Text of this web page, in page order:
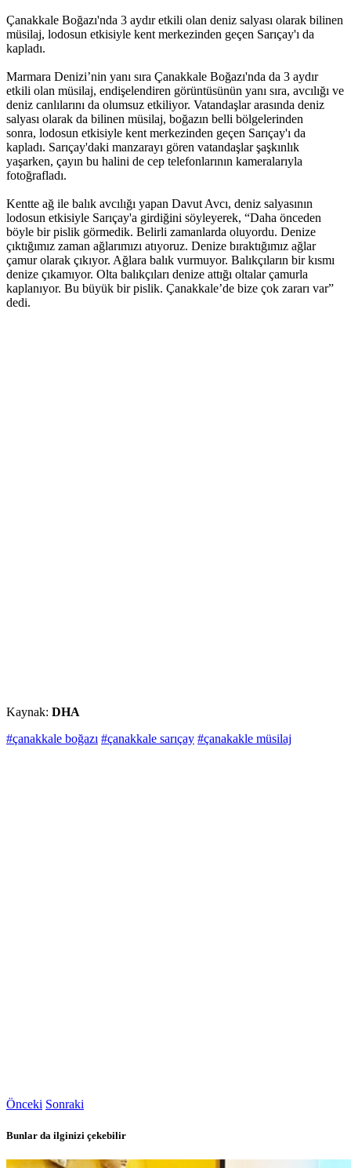
Çanakkale Boğazı'nda 3 aydır etkili olan deniz salyası olarak bilinen
müsilaj, lodosun etkisiyle kent merkezinden geçen Sarıçay'ı da
kapladı.
Marmara Denizi’nin yanı sıra Çanakkale Boğazı'nda da 3 aydır
etkili olan müsilaj, endişelendiren görüntüsünün yanı sıra, avcılığı ve
deniz canlılarını da olumsuz etkiliyor. Vatandaşlar arasında deniz
salyası olarak da bilinen müsilaj, boğazın belli bölgelerinden
sonra, lodosun etkisiyle kent merkezinden geçen Sarıçay'ı da
kapladı. Sarıçay'daki manzarayı gören vatandaşlar şaşkınlık
yaşarken, çayın bu halini de cep telefonlarının kameralarıyla
fotoğrafladı.
Kentte ağ ile balık avcılığı yapan Davut Avcı, deniz salyasının
lodosun etkisiyle Sarıçay'a girdiğini söyleyerek, “Daha önceden
böyle bir pislik görmedik. Belirli zamanlarda oluyordu. Denize
çıktığımız zaman ağlarımızı atıyoruz. Denize bıraktığımız ağlar
çamur olarak çıkıyor. Ağlara balık vurmuyor. Balıkçıların bir kısmı
denize çıkamıyor. Olta balıkçıları denize attığı oltalar çamurla
kaplanıyor. Bu büyük bir pislik. Çanakkale’de bize çok zararı var”
dedi.
Kaynak: DHA
#çanakkale boğazı #çanakkale sarıçay #çanakakle müsilaj
Önceki Sonraki
Bunlar da ilginizi çekebilir